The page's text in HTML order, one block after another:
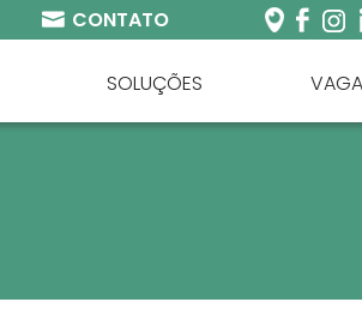
CONTATO
SOLUÇÕES